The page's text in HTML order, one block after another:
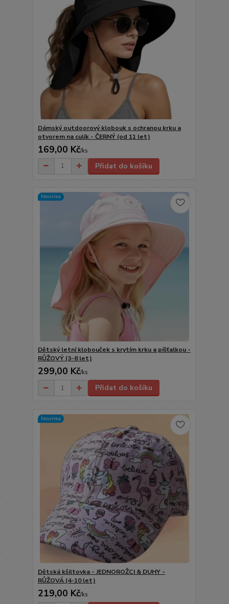
Dámský outdoorový klobouk s ochranou krku a
otvorem na culík - ČERNÝ (od 11 let)
169,00 Kč/ks
Přidat do košíku
Novinka
Dětský letní klobouček s krytím krku a píšťalkou -
RŮŽOVÝ (3-8 let)
299,00 Kč/ks
Přidat do košíku
Novinka
Dětská kšiltovka - JEDNOROŽCI & DUHY -
RŮŽOVÁ (4-10 let)
219,00 Kč/ks